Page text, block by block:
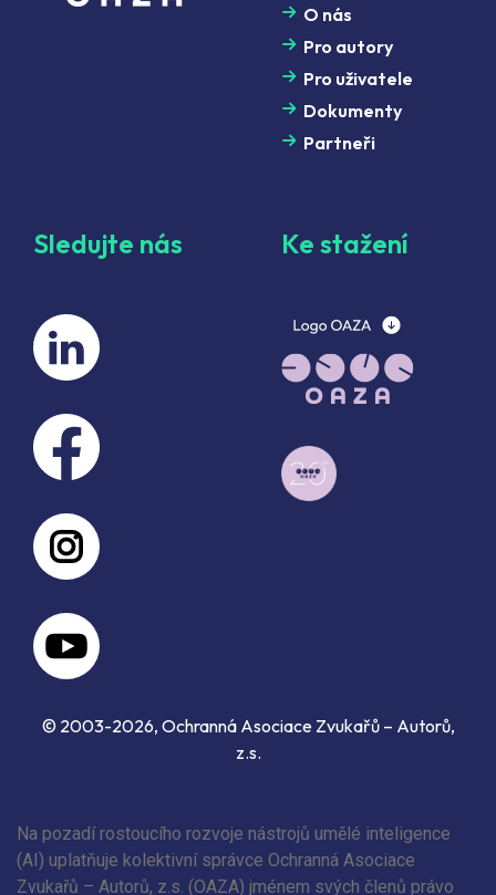
O nás
Pro autory
Pro uživatele
Dokumenty
Partneři
Sledujte nás Ke stažení
© 2003-2026, Ochranná Asociace Zvukařů – Autorů,
z.s.
Na pozadí rostoucího rozvoje nástrojů umělé inteligence
(AI) uplatňuje kolektivní správce Ochranná Asociace
Zvukařů – Autorů, z.s. (OAZA) jménem svých členů právo